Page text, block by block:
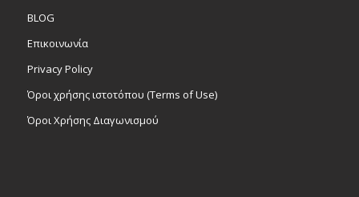
BLOG
Επικοινωνία
Privacy Policy
Όροι χρήσης ιστοτόπου (Terms of Use)
Όροι Χρήσης Διαγωνισμού